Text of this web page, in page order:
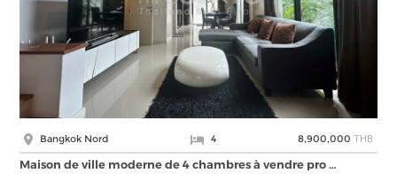
Bangkok Nord 4 8,900,000 THB
Maison de ville moderne de 4 chambres à vendre pro …